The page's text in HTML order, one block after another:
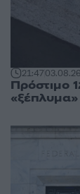
21:4703.08.26
Πρόστιμο